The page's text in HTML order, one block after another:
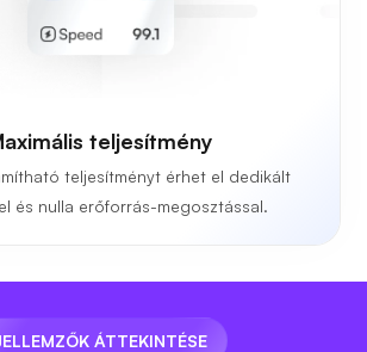
teljesítmény
teljesítményt érhet el dedikált
és nulla erőforrás-megosztással.
ÁTTEKINTÉSE